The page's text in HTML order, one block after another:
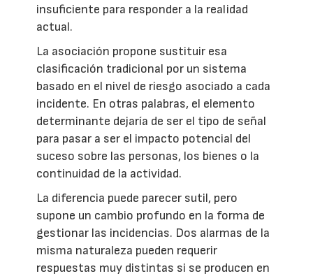
insuficiente para responder a la realidad
actual.
La asociación propone sustituir esa
clasificación tradicional por un sistema
basado en el nivel de riesgo asociado a cada
incidente. En otras palabras, el elemento
determinante dejaría de ser el tipo de señal
para pasar a ser el impacto potencial del
suceso sobre las personas, los bienes o la
continuidad de la actividad.
La diferencia puede parecer sutil, pero
supone un cambio profundo en la forma de
gestionar las incidencias. Dos alarmas de la
misma naturaleza pueden requerir
respuestas muy distintas si se producen en